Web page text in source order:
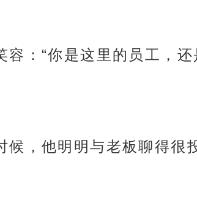
：“你是这里的员工，还
候，他明明与老板聊得很